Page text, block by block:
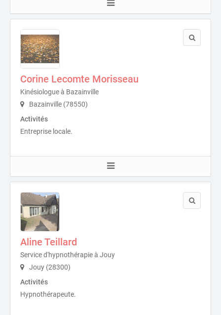
Corine Lecomte Morisseau
Kinésiologue à Bazainville
Bazainville (78550)
Activités
Entreprise locale.
Aline Teillard
Service d'hypnothérapie à Jouy
Jouy (28300)
Activités
Hypnothérapeute.